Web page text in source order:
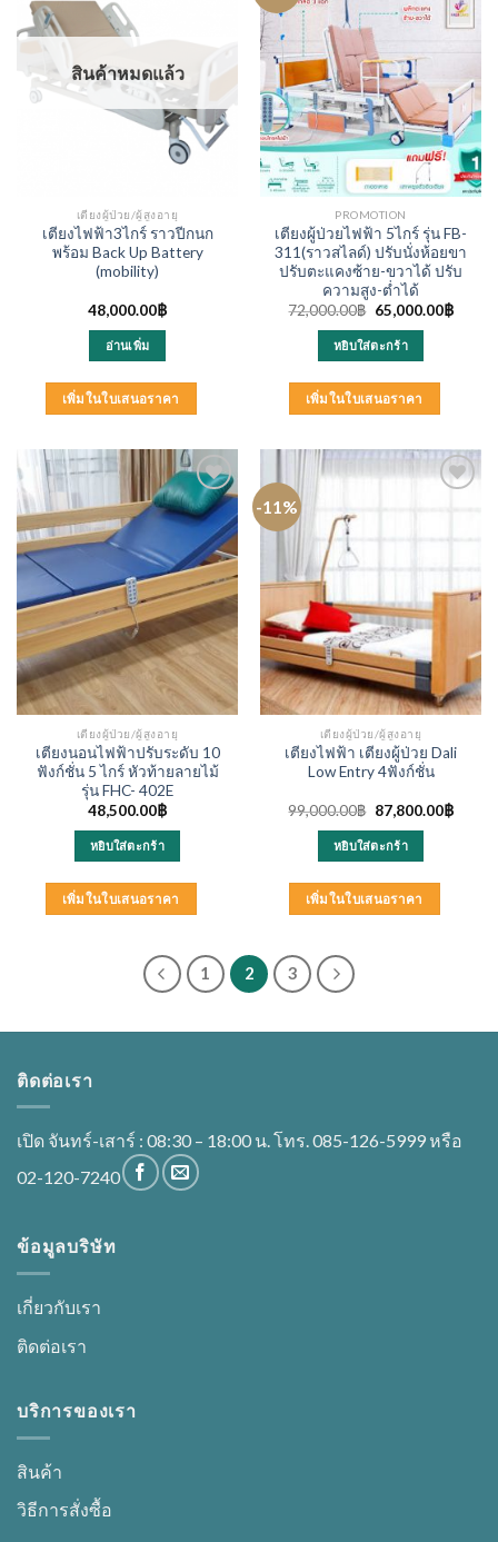
สินค้าหมดแล้ว
เตียงผู้ป่วย/ผู้สูงอายุ
เตียงไฟฟ้า3ไกร์ ราวปีกนก
พร้อม Back Up Battery
(mobility)
48,000.00฿
อ่านเพิ่ม
เพิ่มในใบเสนอราคา
PROMOTION
เตียงผู้ป่วยไฟฟ้า 5ไกร์ รุ่น FB-
311(ราวสไลด์) ปรับนั่งห้อยขา
ปรับตะแคงซ้าย-ขวาได้ ปรับ
ความสูง-ต่ำได้
72,000.00฿ Original
price
was:
72,000.00฿.
65,000.00฿
หยิบใส่ตะกร้า
เพิ่มในใบเสนอราคา
เตียงผู้ป่วย/ผู้สูงอายุ
เตียงนอนไฟฟ้าปรับระดับ 10
ฟังก์ชั่น 5 ไกร์ หัวท้ายลายไม้
รุ่น FHC- 402E
48,500.00฿
หยิบใส่ตะกร้า
เพิ่มในใบเสนอราคา
-11%
เตียงผู้ป่วย/ผู้สูงอายุ
เตียงไฟฟ้า เตียงผู้ป่วย Dali
Low Entry 4ฟังก์ชั่น
99,000.00฿ Original
price
was:
99,000.00฿.
87,800.00฿
หยิบใส่ตะกร้า
เพิ่มในใบเสนอราคา
1 2 3
ติดต่อเรา
เปิด จันทร์-เสาร์ : 08:30 – 18:00 น. โทร. 085-126-5999 หรือ
02-120-7240
ข้อมูลบริษัท
เกี่ยวกับเรา
ติดต่อเรา
บริการของเรา
สินค้า
วิธีการสั่งซื้อ